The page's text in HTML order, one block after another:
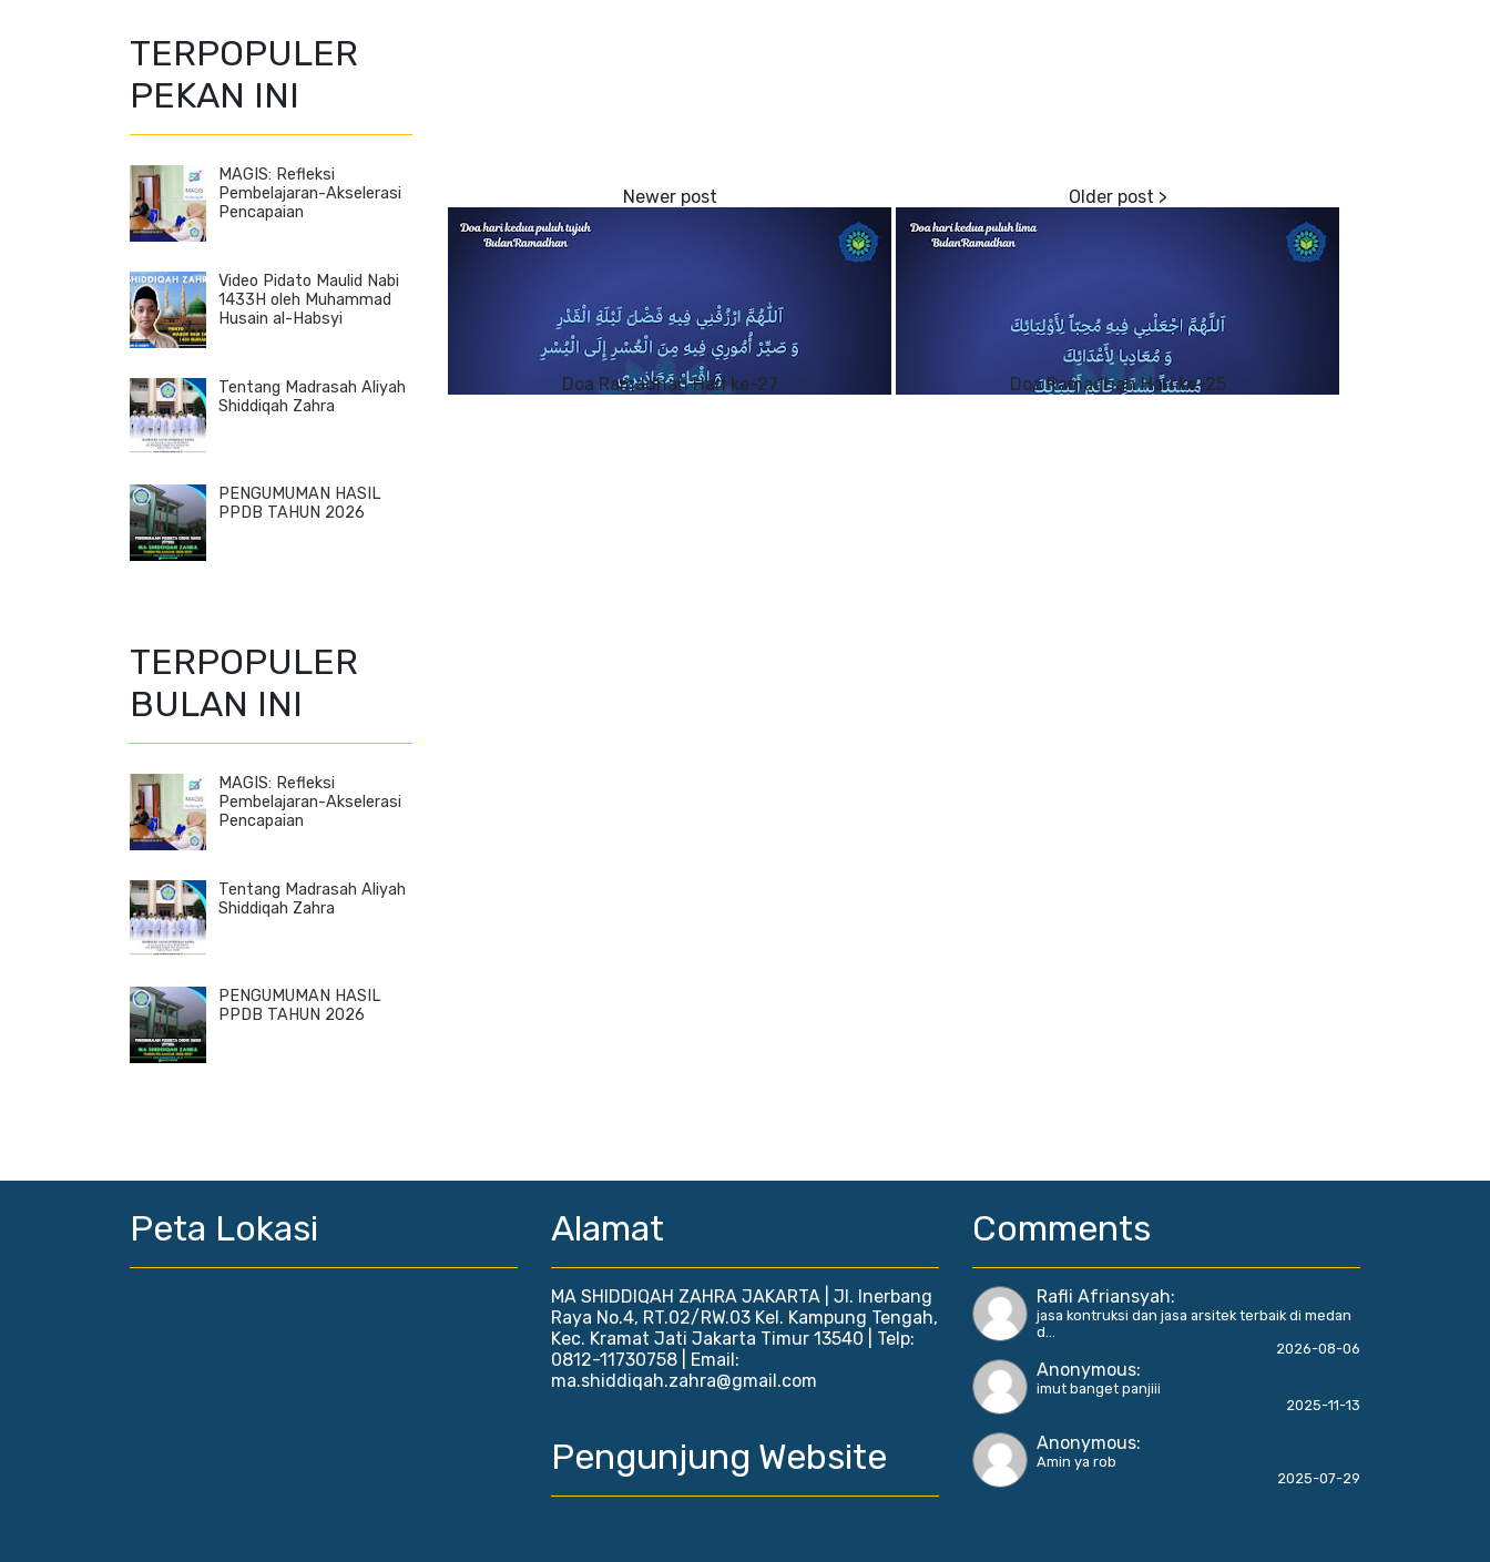
Doa Ramadhan Hari ke-27 Doa Ramadhan Hari ke-25
TERPOPULER
PEKAN INI
MAGIS: Refleksi
Pembelajaran-Akselerasi
Pencapaian
Video Pidato Maulid Nabi
1433H oleh Muhammad
Husain al-Habsyi
Tentang Madrasah Aliyah
Shiddiqah Zahra
PENGUMUMAN HASIL
PPDB TAHUN 2026
TERPOPULER
BULAN INI
MAGIS: Refleksi
Pembelajaran-Akselerasi
Pencapaian
Tentang Madrasah Aliyah
Shiddiqah Zahra
PENGUMUMAN HASIL
PPDB TAHUN 2026
Peta Lokasi Alamat
MA SHIDDIQAH ZAHRA JAKARTA | Jl. Inerbang
Raya No.4, RT.02/RW.03 Kel. Kampung Tengah,
Kec. Kramat Jati Jakarta Timur 13540 | Telp:
0812-11730758 | Email:
ma.shiddiqah.zahra@gmail.com
Pengunjung Website
Comments
Rafli Afriansyah:
jasa kontruksi dan jasa arsitek terbaik di medan
d...
2026-08-06
Anonymous:
imut banget panjiii
2025-11-13
Anonymous:
Amin ya rob
2025-07-29